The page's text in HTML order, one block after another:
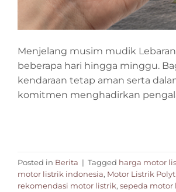
Menjelang musim mudik
beberapa hari hingga minggu.
kendaraan tetap aman serta
komitmen menghadirkan
Posted in Berita | Tagged harga motor
motor listrik indonesia, Motor Listrik
rekomendasi motor listrik, sepeda motor